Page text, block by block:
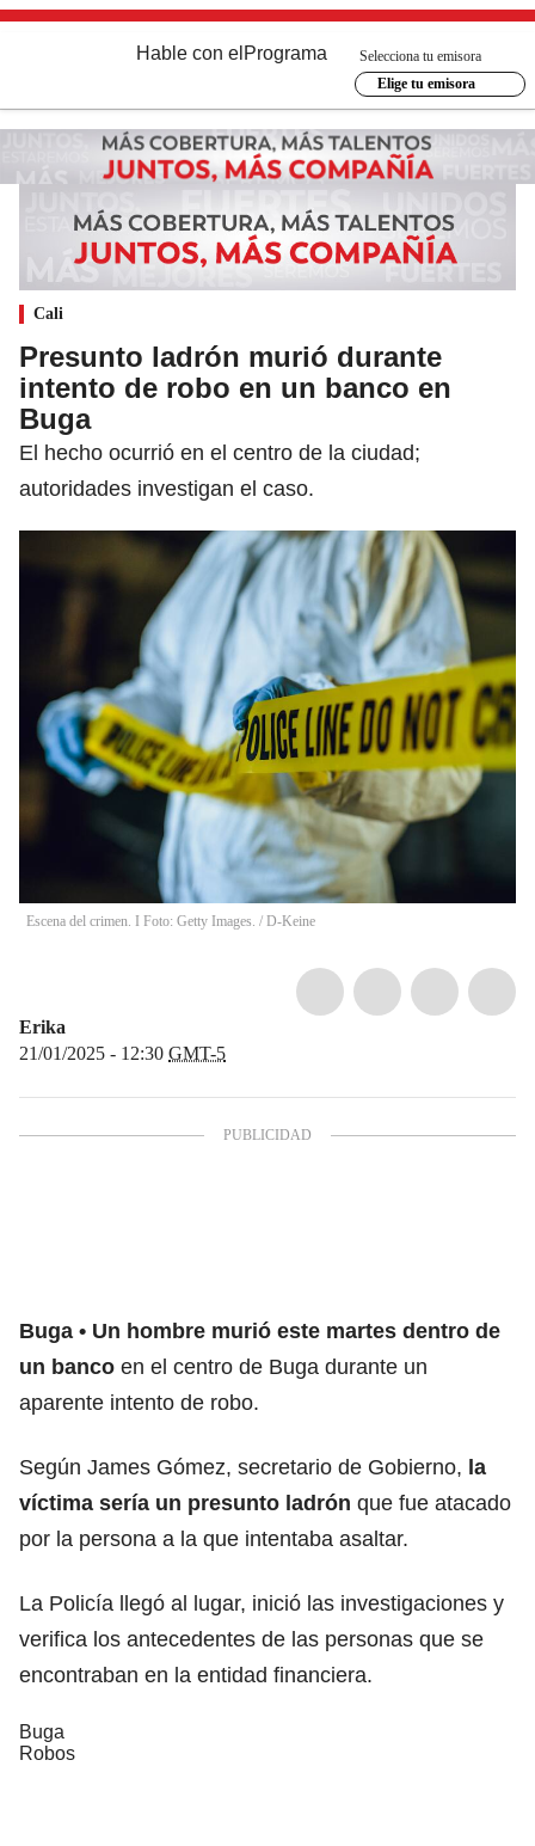
Hable con el Programa
Selecciona tu emisora
Elige tu emisora
Cali
Presunto ladrón murió durante
intento de robo en un banco en
Buga
El hecho ocurrió en el centro de la ciudad;
autoridades investigan el caso.
Escena del crimen. I Foto: Getty Images. / D-Keine
Erika
21/01/2025 - 12:30 GMT-5
Buga
Un hombre murió este martes dentro de
un banco en el centro de Buga durante un
aparente intento de robo.
Según James Gómez, secretario de Gobierno, la
víctima sería un presunto ladrón que fue atacado
por la persona a la que intentaba asaltar.
La Policía llegó al lugar, inició las investigaciones y
verifica los antecedentes de las personas que se
encontraban en la entidad financiera.
Buga
Robos